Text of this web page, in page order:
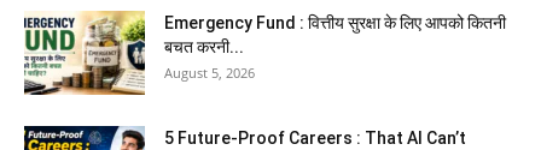
Emergency Fund : वित्तीय सुरक्षा के लिए आपको कितनी
बचत करनी...
August 5, 2026
5 Future-Proof Careers : That AI Can’t